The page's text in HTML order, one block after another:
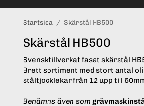
Startsida / Skärstål HB500
Skärstål HB500
Svensktillverkat fasat skärstål
Brett sortiment med stort antal
ståltjocklekar från 12 upp till
Benämns även som